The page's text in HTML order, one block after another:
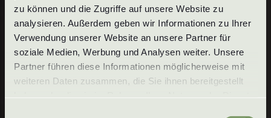
zu können und die Zugriffe auf unsere Website zu
analysieren. Außerdem geben wir Informationen zu Ihrer
Verwendung unserer Website an unsere Partner für
soziale Medien, Werbung und Analysen weiter. Unsere
Partner führen diese Informationen möglicherweise mit
weiteren Daten zusammen, die Sie ihnen bereitgestellt